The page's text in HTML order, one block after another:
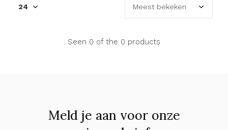
Seen 0 of the 0 products
Meld je aan voor onze